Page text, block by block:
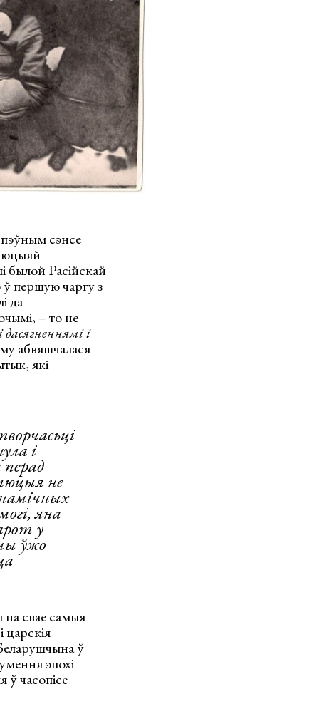
пэўным сэнсе
былой Расійскай
першую чаргу з
да
– то не
і
абвяшчалася
які
і
не
яна
у
ўжо
на свае самыя
царскія
ў
эпохі
ў часопісе